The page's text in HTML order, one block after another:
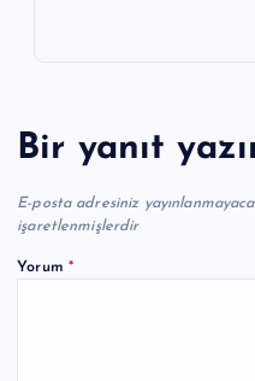
Bir yanıt
E-posta adresiniz
işaretlenmişlerdir
Yorum *